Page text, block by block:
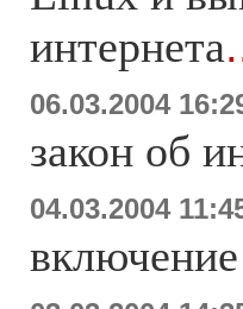
интернета
06.03.2004
закон об
04.03.2004